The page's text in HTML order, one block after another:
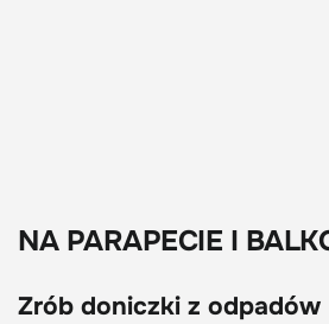
NA PARAPECIE I
Zrób doniczki z odpadów